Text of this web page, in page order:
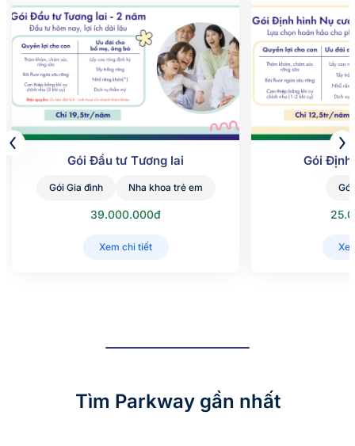
Gói Đầu tư Tương lai
Gói Gia đình Nha khoa trẻ em
39.000.000đ
Xem chi tiết
Gói Định
Tìm Parkway gần nhất